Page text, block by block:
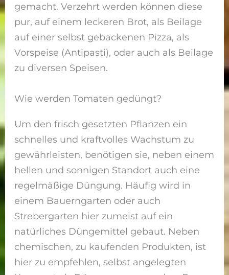
gemacht. Verzehrt werden können diese
pur, auf einem leckeren Brot, als Beilage
auf einer selbst gebackenen Pizza, als
Vorspeise (Antipasti), oder auch als Beilage
zu diversen Speisen.
Wie werden Tomaten gedüngt?
Um den frisch gesetzten Pflanzen ein
schnelles und kraftvolles Wachstum zu
gewährleisten, benötigen sie, neben einem
hellen und sonnigen Standort auch eine
regelmäßige Düngung. Häufig wird in
einem Bauerngarten oder auch
Strebergarten hier zumeist auf ein
natürliches Düngemittel gebaut. Neben
chemischen, zu kaufenden Produkten, ist
hier zu empfehlen, selbst angelegten